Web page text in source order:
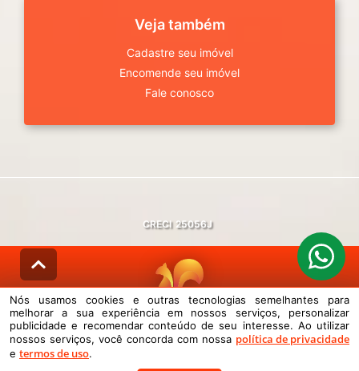
Veja também
Cadastre seu imóvel
Encomende seu imóvel
Fale conosco
CRECI 25056J
© DESENVOLVIDO PELAAGIL.NET
Nós usamos cookies e outras tecnologias semelhantes para melhorar a
sua experiência em nossos serviços, personalizar publicidade e
Nós usamos cookies e outras tecnologias semelhantes para
melhorar a sua experiência em nossos serviços, personalizar
publicidade e recomendar conteúdo de seu interesse. Ao utilizar
nossos serviços, você concorda com nossa política de privacidade
e termos de uso.